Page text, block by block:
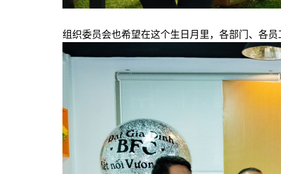
组织委员会也希望在这个生日月里，各部门、各